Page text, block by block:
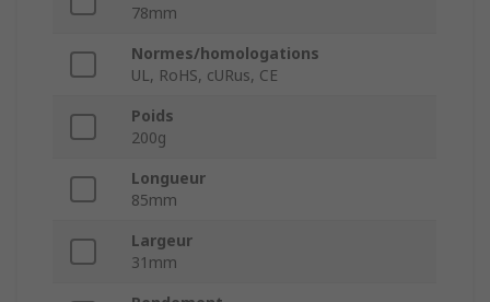
78mm
Normes/homologations
UL, RoHS, cURus, CE
Poids
200g
Longueur
85mm
Largeur
31mm